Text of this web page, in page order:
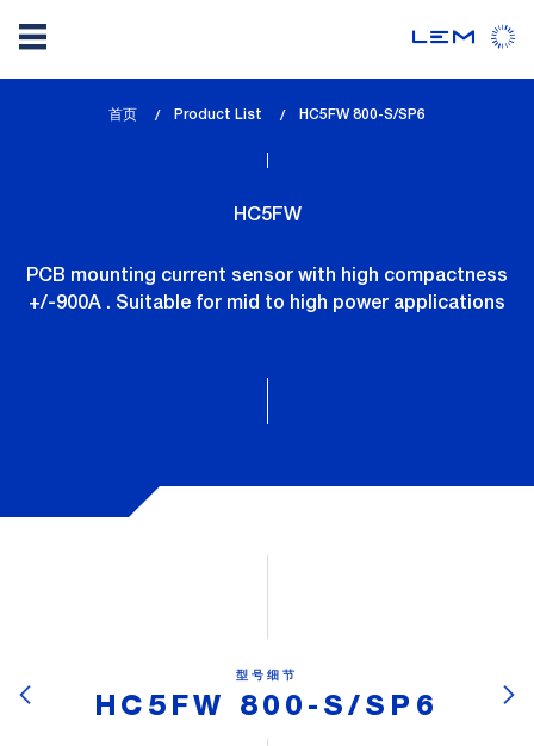
首页 Product List
lem_current_page
HC5FW 800-S/SP6
HC5FW
PCB mounting current sensor with high compactness
+/-900A . Suitable for mid to high power applications
型号细节
HC5FW 800-S/SP6